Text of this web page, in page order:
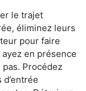
le trajet
éliminez leurs
pour faire
en présence
Procédez